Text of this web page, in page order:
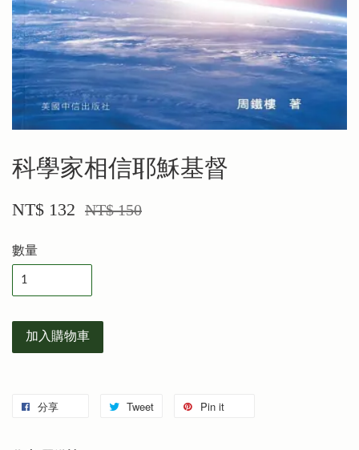
科學家相信耶穌基督
NT$ 132 NT$ 150
數量
加入購物車
分享 Tweet Pin it